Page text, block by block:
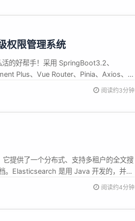
权限管理系统
的好帮手！采用 SpringBoot3.2、
Plus、Vue Router、Pinia、Axios、
即用。设计之初，就非常注重安全性，为
阅读约3分钟
提供了一个分布式、支持多租户的全文搜
。Elasticsearch 是用 Java 开发的，并在
Java、.NET（C#）、PHP、Python、
阅读约4分钟